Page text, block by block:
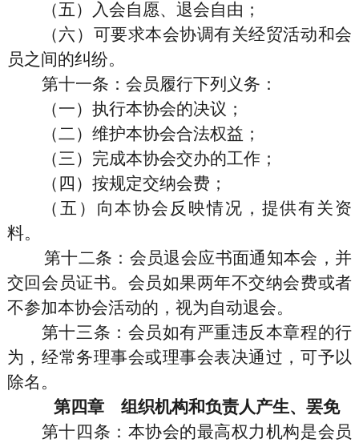
（五）入会自愿、退会自由；
（六）可要求本会协调有关经贸活动和会
员之间的纠纷。
第十一条 ：会员履行下列义务：
（一）执行本协会的决议；
（二）维护本协会合法权益；
（三）完成本协会交办的工作；
（四）按规定交纳会费；
（五）向本协会反映情况，提供有关资
料。
第十二条 ：会员退会应书面通知本会，并
交回会员证书。会员如果两年不交纳会费或者
不参加本协会活动的，视为自动退会。
第十三条 ：会员如有严重违反本章程的行
为，经常务理事会或理事会表决通过，可予以
除名。
第四章 组织机构和负责人产生、罢免
第十四条 ：本协会的最高权力机构是会员